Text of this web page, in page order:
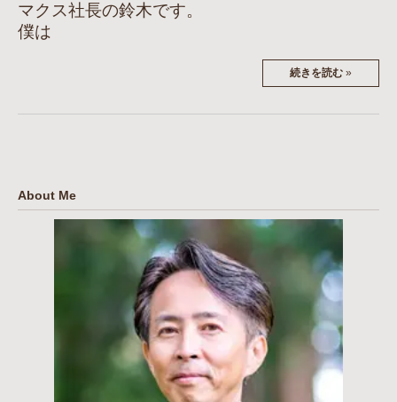
マクス社長の鈴木です。
僕は
続きを読む »
About Me